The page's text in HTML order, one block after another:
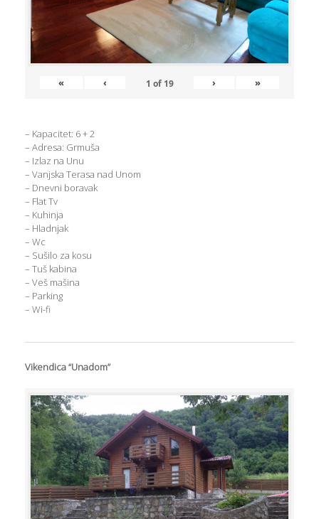
« ‹ 1 of 19 › »
– Kapacitet: 6 + 2
– Adresa: Grmuša
– Izlaz na Unu
– Vanjska Terasa nad Unom
– Dnevni boravak
– Flat Tv
– Kuhinja
– Hladnjak
– Wc
– Sušilo za kosu
– Tuš kabina
– Veš mašina
– Parking
– Wi-fi
Vikendica “Unadom”